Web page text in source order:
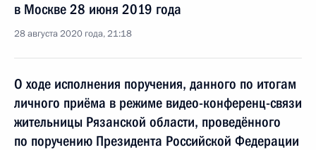
в Москве 28 июня 2019 года
28 августа 2020 года, 21:18
О ходе исполнения поручения, данного по итогам
личного приёма в режиме видео-конференц-связи
жительницы Рязанской области, проведённого
по поручению Президента Российской Федерации